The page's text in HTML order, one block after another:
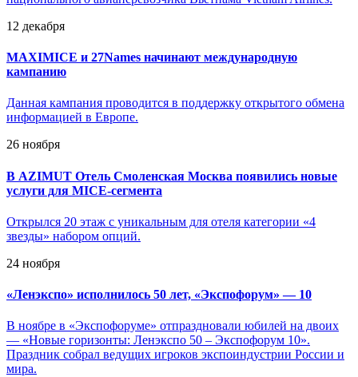
12 декабря
MAXIMICE и 27Names начинают международную
кампанию
Данная кампания проводится в поддержку открытого обмена
информацией в Европе.
26 ноября
В AZIMUT Отель Смоленская Москва появились новые
услуги для MICE-сегмента
Открылся 20 этаж с уникальным для отеля категории «4
звезды» набором опций.
24 ноября
«Ленэкспо» исполнилось 50 лет, «Экспофорум» — 10
В ноябре в «Экспофоруме» отпраздновали юбилей на двоих
— «Новые горизонты: Ленэкспо 50 – Экспофорум 10».
Праздник собрал ведущих игроков экспоиндустрии России и
мира.